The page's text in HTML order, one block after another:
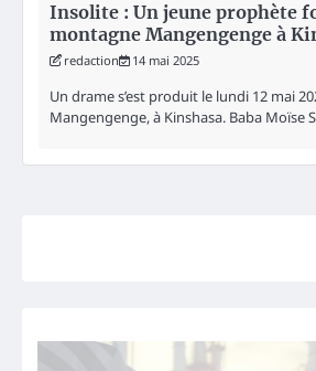
Insolite : Un jeune prophète
montagne Mangengenge à
redaction 14 mai 2025
Un drame s’est produit le lundi 12 mai
Mangengenge, à Kinshasa. Baba Moïse